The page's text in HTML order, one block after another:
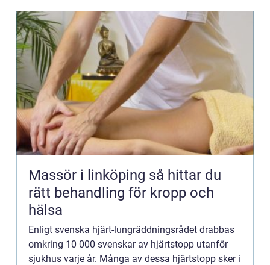
Massör i linköping så hittar du
rätt behandling för kropp och
hälsa
Enligt svenska hjärt-lungräddningsrådet drabbas
omkring 10 000 svenskar av hjärtstopp utanför
sjukhus varje år. Många av dessa hjärtstopp sker i